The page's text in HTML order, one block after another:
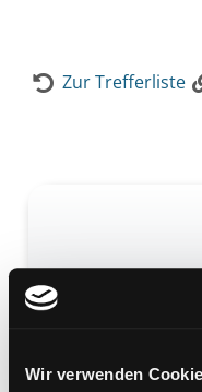
Wir verwenden
Zur Trefferliste
Krieg
"Islamischer Staat"